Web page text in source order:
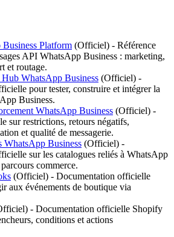
Platform (Officiel) - Référence
API WhatsApp Business : marketing,
et routage.
WhatsApp Business (Officiel) -
pour tester, construire et intégrer la
Business.
WhatsApp Business (Officiel) -
sur restrictions, retours négatifs,
et qualité de messagerie.
WhatsApp Business (Officiel) -
sur les catalogues reliés à WhatsApp
commerce.
(Officiel) - Documentation officielle
aux événements de boutique via
) - Documentation officielle Shopify
conditions et actions